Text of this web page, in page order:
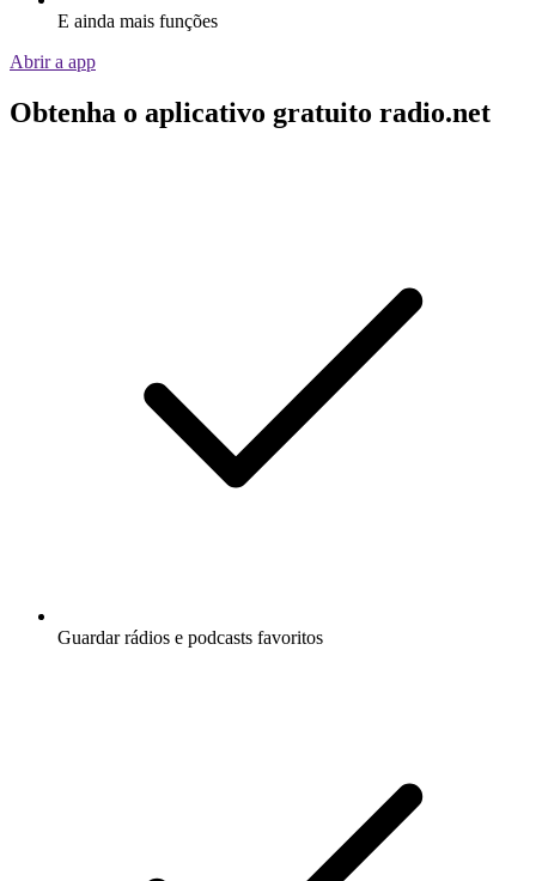
E ainda mais funções
Abrir a app
Obtenha o aplicativo gratuito radio.net
Guardar rádios e podcasts favoritos